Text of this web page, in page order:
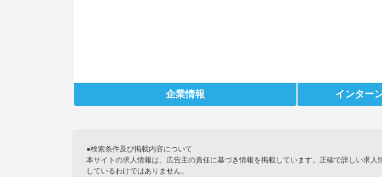
企業情報 インター
●検索条件及び掲載内容について
本サイトの求人情報は、広告主の責任に基づき情報を掲載しています。正確で詳しい求
しているわけではありません。